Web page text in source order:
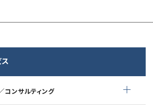
コンサルティング